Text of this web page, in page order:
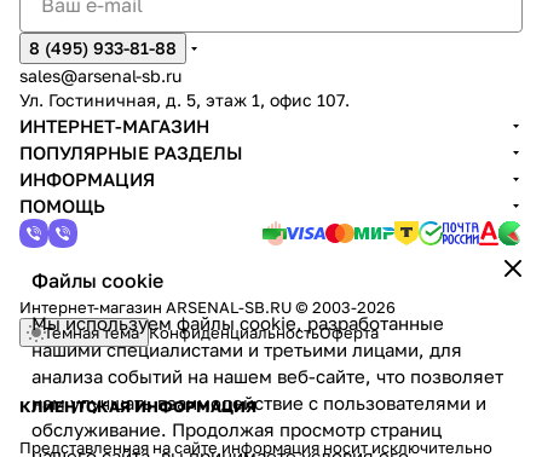
Файлы cookie
Мы используем файлы cookie, разработанные
нашими специалистами и третьими лицами, для
анализа событий на нашем веб-сайте, что позволяет
нам улучшать взаимодействие с пользователями и
обслуживание. Продолжая просмотр страниц
8 (495) 933-81-88
sales@arsenal-sb.ru
Ул. Гостиничная, д. 5, этаж 1, офис 107.
ИНТЕРНЕТ-МАГАЗИН
ПОПУЛЯРНЫЕ РАЗДЕЛЫ
ИНФОРМАЦИЯ
ПОМОЩЬ
Интернет-магазин ARSENAL-SB.RU © 2003-2026
Темная тема КонфиденциальностьОферта
КЛИЕНТСКАЯ ИНФОРМАЦИЯ
Представленная на сайте информация носит исключительно